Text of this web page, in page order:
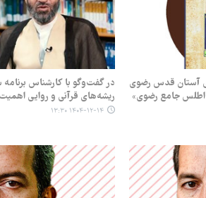
آستان قدس رضوی
جامع رضوی»
در گفت‌وگو با کارشناس
ریشه‌های قرآنی و روایی
۱۴۰۴-۱۲-۱۴ ۱۳:۳۰